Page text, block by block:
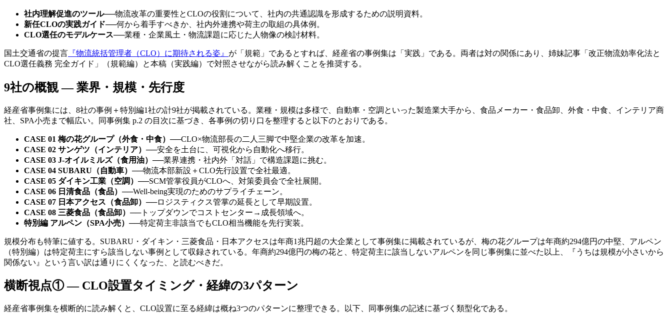
社内理解促進のツール──物流改革の重要性とCLOの役割について、社内の共通認識を形成するための説明資料。
新任CLOの実践ガイド──何から着手すべきか、社内外連携や荷主の取組の具体例。
CLO選任のモデルケース──業種・企業風土・物流課題に応じた人物像の検討材料。
国土交通省の提言 『物流統括管理者（CLO）に期待される姿』 が「規範」であるとすれば、経産省の事例集は「実践」である。両者は対の関係にあり、姉妹記事「改正物流効率化法と
CLO選任義務 完全ガイド」（規範編）と本稿（実践編）で対照させながら読み解くことを推奨する。
9社の概観 — 業界・規模・先行度
経産省事例集には、8社の事例＋特別編1社の計9社が掲載されている。業種・規模は多様で、自動車・空調といった製造業大手から、食品メーカー・食品卸、外食・中食、インテリア商
社、SPA小売まで幅広い。同事例集 p.2 の目次に基づき、各事例の切り口を整理すると以下のとおりである。
CASE 01 梅の花グループ（外食・中食） ──CLO×物流部長の二人三脚で中堅企業の改革を加速。
CASE 02 サンゲツ（インテリア） ──安全を土台に、可視化から自動化へ移行。
CASE 03 J-オイルミルズ（食用油） ──業界連携・社内外「対話」で構造課題に挑む。
CASE 04 SUBARU（自動車） ──物流本部新設＋CLO先行設置で全社最適。
CASE 05 ダイキン工業（空調） ──SCM管掌役員がCLOへ、対策委員会で全社展開。
CASE 06 日清食品（食品） ──Well-being実現のためのサプライチェーン。
CASE 07 日本アクセス（食品卸） ──ロジスティクス管掌の延長として早期設置。
CASE 08 三菱食品（食品卸） ──トップダウンでコストセンター→成長領域へ。
特別編 アルペン（SPA小売） ──特定荷主非該当でもCLO相当機能を先行実装。
規模分布も特筆に値する。SUBARU・ダイキン・三菱食品・日本アクセスは年商1兆円超の大企業として事例集に掲載されているが、梅の花グループは年商約294億円の中堅、アルペン
（特別編）は特定荷主にすら該当しない事例として収録されている。年商約294億円の梅の花と、特定荷主に該当しないアルペンを同じ事例集に並べた以上、『うちは規模が小さいから
関係ない』という言い訳は通りにくくなった、と読むべきだ。
横断視点① — CLO設置タイミング・経緯の3パターン
経産省事例集を横断的に読み解くと、CLO設置に至る経緯は概ね3つのパターンに整理できる。以下、同事例集の記述に基づく類型化である。